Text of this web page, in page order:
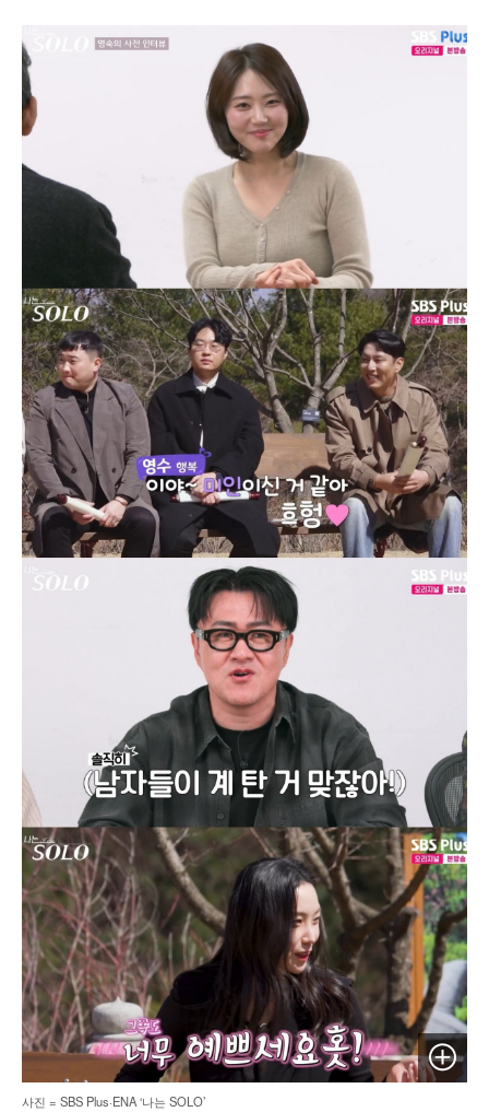
이미지
사진 = SBS Plus·ENA ‘나는 SOLO’